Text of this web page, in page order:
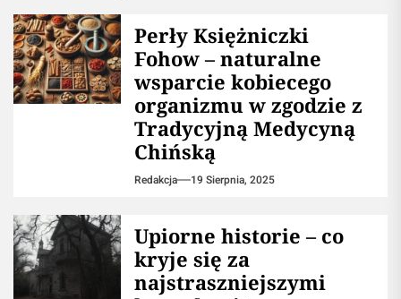
Perły Księżniczki
Fohow – naturalne
wsparcie kobiecego
organizmu w zgodzie z
Tradycyjną Medycyną
Chińską
Redakcja 19 Sierpnia, 2025
Upiorne historie – co
kryje się za
najstraszniejszymi